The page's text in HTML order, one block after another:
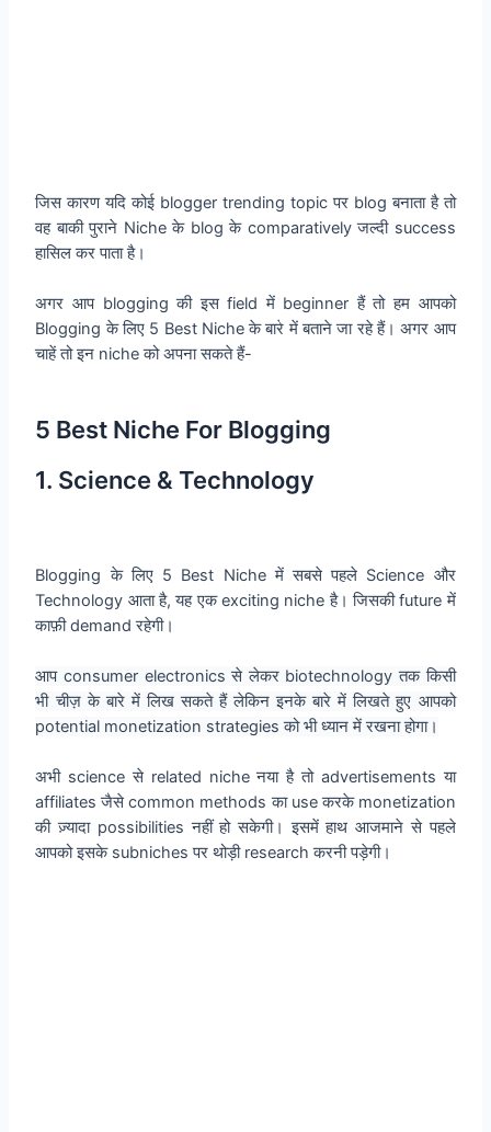
जिस कारण यदि कोई blogger trending topic पर blog बनाता है तो
वह बाकी पुराने Niche के blog के comparatively जल्दी success
हासिल कर पाता है।
अगर आप blogging की इस field में beginner हैं तो हम आपको
Blogging के लिए 5 Best Niche के बारे में बताने जा रहे हैं। अगर आप
चाहें तो इन niche को अपना सकते हैं-
5 Best Niche For Blogging
1. Science & Technology
Blogging के लिए 5 Best Niche में सबसे पहले Science और
Technology आता है, यह एक exciting niche है। जिसकी future में
काफ़ी demand रहेगी।
आप consumer electronics से लेकर biotechnology तक किसी
भी चीज़ के बारे में लिख सकते हैं लेकिन इनके बारे में लिखते हुए आपको
potential monetization strategies को भी ध्यान में रखना होगा।
अभी science से related niche नया है तो advertisements या
affiliates जैसे common methods का use करके monetization
की ज़्यादा possibilities नहीं हो सकेगी। इसमें हाथ आजमाने से पहले
आपको इसके subniches पर थोड़ी research करनी पड़ेगी।